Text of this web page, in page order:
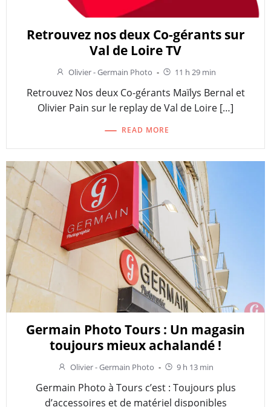
Retrouvez nos deux Co-gérants sur
Val de Loire TV
Olivier - Germain Photo - 11 h 29 min
Retrouvez Nos deux Co-gérants Maïlys Bernal et
Olivier Pain sur le replay de Val de Loire […]
READ MORE
Germain Photo Tours : Un magasin
toujours mieux achalandé !
Olivier - Germain Photo - 9 h 13 min
Germain Photo à Tours c’est : Toujours plus
d’accessoires et de matériel disponibles